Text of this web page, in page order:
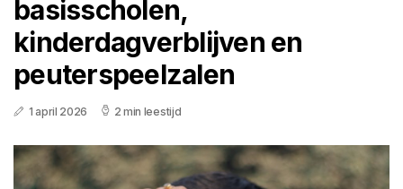
basisscholen,
kinderdagverblijven en
peuterspeelzalen
1 april 2026 2 min leestijd